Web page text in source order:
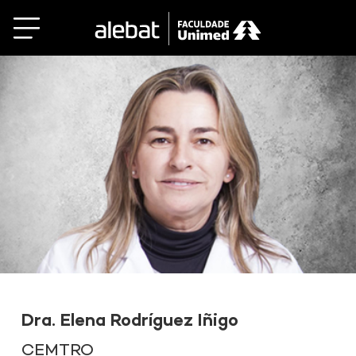
Saltar
al
Dra. Elena Rodríguez Iñigo
CEMTRO